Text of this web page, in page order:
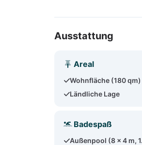
Ausstattung
Areal
Wohnfläche (180 qm)
Ländliche Lage
Badespaß
Außenpool (8 x 4 m,